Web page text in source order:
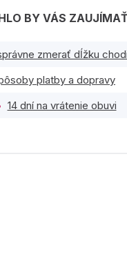
BY VÁS ZAUJÍMAŤ
zmerať dĺžku
platby a dopravy
14 dní na vrátenie obuvi